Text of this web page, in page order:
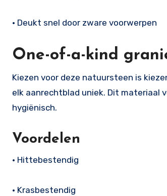
• Deukt snel door zware voorwerpen
One-of-a-kind
Kiezen voor deze natuursteen is
elk aanrechtblad uniek. Dit materiaal
hygiënisch.
Voordelen
• Hittebestendig
• Krasbestendig